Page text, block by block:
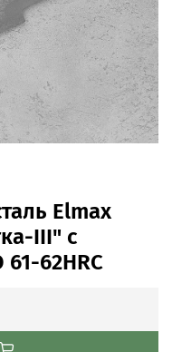
Elmax
III" с
62HRC